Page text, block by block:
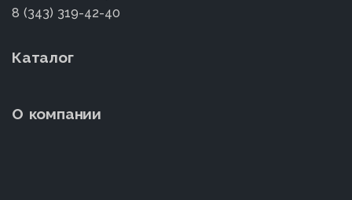
8 (343) 319-42-40
Каталог
О компании